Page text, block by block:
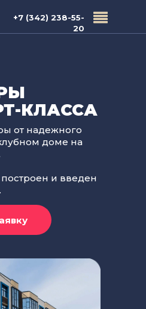
КЛАССА
от надежного
доме на
и введен
+7 (342) 238-55-
20